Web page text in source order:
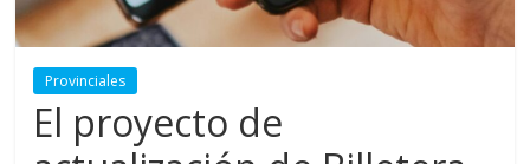
Provinciales
El proyecto de